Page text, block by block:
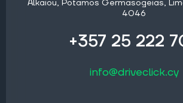
Alkaiou, Potamos Germasogeias,
4046
+357 25 222
info@driveclick.cy